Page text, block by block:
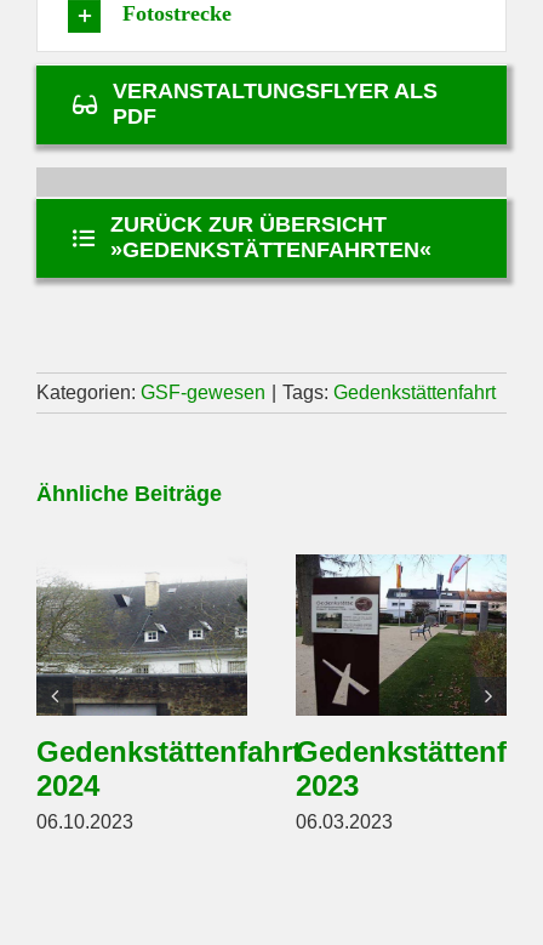
Fotostrecke
VERANSTALTUNGSFLYER ALS
PDF
ZURÜCK ZUR ÜBERSICHT
»GEDENKSTÄTTENFAHRTEN«
Kategorien: GSF-gewesen Tags: Gedenkstättenfahrt
Ähnliche Beiträge
Gedenkstättenfahrt
2024
06.10.2023
2023
06.03.2023